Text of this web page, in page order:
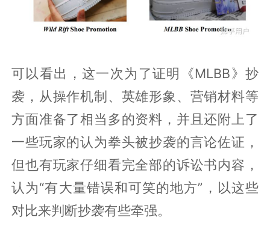
可以看出，这一次为了证明《MLBB》抄
袭，从操作机制、英雄形象、营销材料等
方面准备了相当多的资料，并且还附上了
一些玩家的认为拳头被抄袭的言论佐证，
但也有玩家仔细看完全部的诉讼书内容，
认为“有大量错误和可笑的地方”，以这些
对比来判断抄袭有些牵强。